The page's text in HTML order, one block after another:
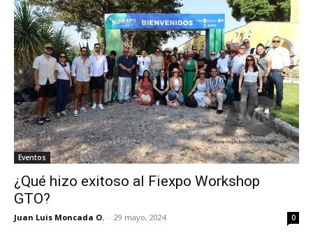
Eventos
¿Qué hizo exitoso al Fiexpo Workshop
GTO?
Juan Luis Moncada O. - 29 mayo, 2024 0